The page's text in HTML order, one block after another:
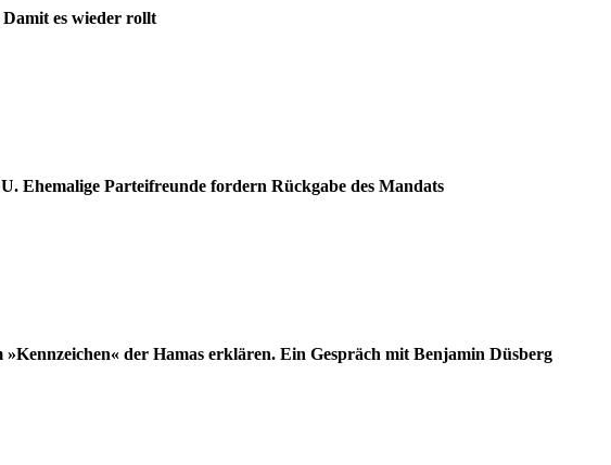
es wieder rollt
Ehemalige Parteifreunde fordern Rückgabe des Mandats
der Hamas erklären. Ein Gespräch mit Benjamin Düsberg